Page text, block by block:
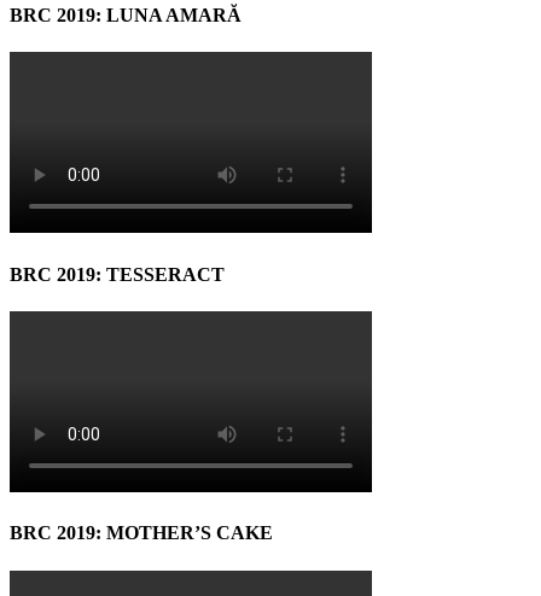
BRC 2019: LUNA AMARĂ
BRC 2019: TESSERACT
BRC 2019: MOTHER’S CAKE